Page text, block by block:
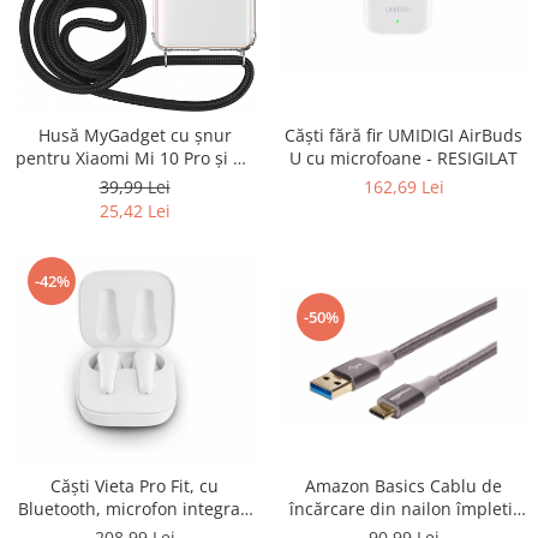
Uscatoare rufe
Utilaje si materiale de constructii
Laptop, Tablete & Telefoane
Accesorii tablete
Laptopuri si Accesorii
Telefoane Mobile & accesorii
Wearable & Gadgeturi
Accesorii si piese masini spalat
rufe si uscatoare
Accesorii si piese masini spalat
Aparate Frigorifice
Aparate Racire Aer
Climatizare & sisteme de incalzire
Electrocasnice pentru Bucatarie
Husă MyGadget cu șnur
pentru Xiaomi Mi 10 Pro și Mi
10 4G - NOU
39,99 Lei
25,42 Lei
Căști fără fir UMIDIGI AirBuds
U cu microfoane - RESIGILAT
162,69 Lei
-42%
Căști Vieta Pro Fit, cu
Bluetooth, microfon integrat,
rezistente la apa - RESIGILAT
-50%
Amazon Basics Cablu de
încărcare din nailon împletit
dublu de la USB tip C la tip A